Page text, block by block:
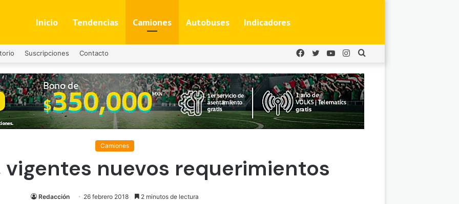
Inicio Tendencias Camiones Autobuses Indicadores
Suscripciones Contacto
Buscar
Instagram
YouTube
Twitter
Facebook
Camiones
vigentes nuevos requerimientos
Redacción 26 febrero 2018 2 minutos de lectura